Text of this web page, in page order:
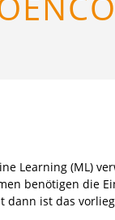
Learning (ML)
benötigen die
dann ist das